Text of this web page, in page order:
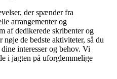
der spænder fra
arrangementer og
af dedikerede skribenter og
de bedste aktiviteter, så du
interesser og behov. Vi
i jagten på uforglemmelige